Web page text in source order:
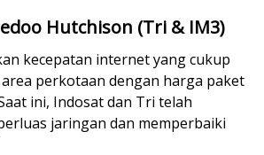
Hutchison (Tri & IM3)
kecepatan internet yang cukup
perkotaan dengan harga paket
ini, Indosat dan Tri telah
jaringan dan memperbaiki